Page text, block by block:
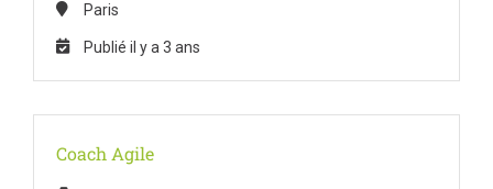
Paris
Publié il y a 3 ans
Coach Agile